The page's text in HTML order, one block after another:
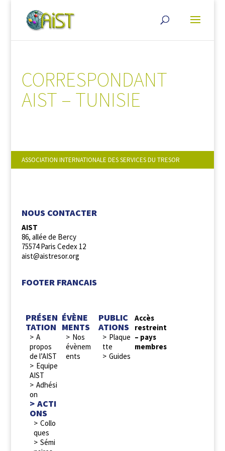
CORRESPONDANT
AIST – TUNISIE
ASSOCIATION INTERNATIONALE DES SERVICES DU TRESOR
NOUS CONTACTER
AIST
86, allée de Bercy
75574 Paris Cedex 12
aist@aistresor.org
FOOTER FRANCAIS
PRÉSEN
TATION
A
propos
de l’AIST
Equipe
AIST
Adhési
on
ACTI
ONS
Collo
ques
Sémi
ÉVÈNE
MENTS
Nos
évènem
ents
PUBLIC
ATIONS
Plaque
tte
Guides
Accès
restreint
– pays
membres